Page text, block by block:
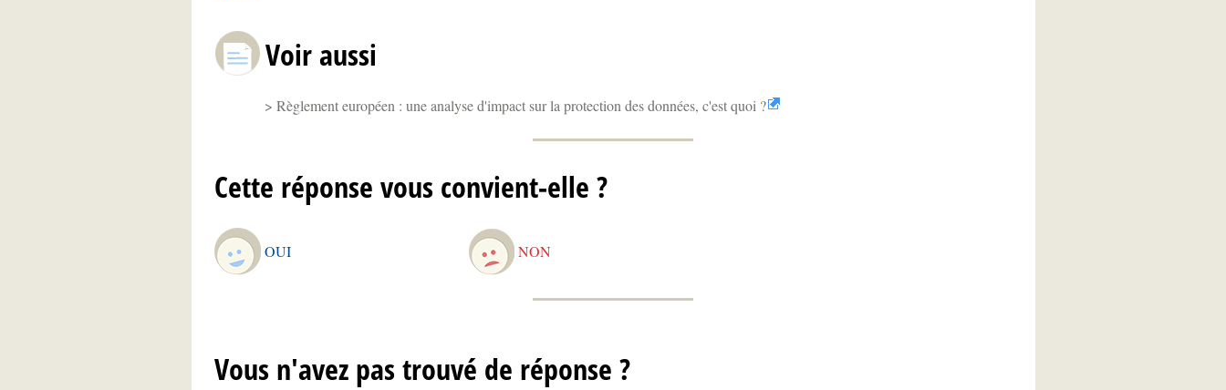
Voir aussi
Règlement européen : une analyse d'impact sur la protection des données, c'est quoi ?
Cette réponse vous convient-elle ?
OUI NON
Vous n'avez pas trouvé de réponse ?